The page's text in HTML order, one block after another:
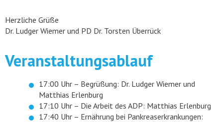
Herzliche Grüße
Dr. Ludger Wiemer und PD Dr. Torsten Überrück
Veranstaltungsablauf
17:00 Uhr – Begrüßung: Dr. Ludger Wiemer und
Matthias Erlenburg
17:10 Uhr – Die Arbeit des ADP: Matthias Erlenburg
17:40 Uhr – Ernährung bei Pankreaserkrankungen: